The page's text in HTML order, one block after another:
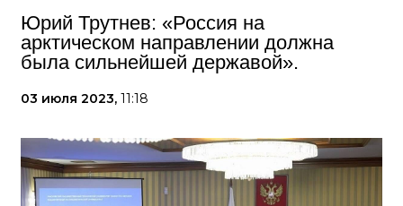
Юрий Трутнев: «Россия на
арктическом направлении должна
была сильнейшей державой».
03 июля 2023, 11:18